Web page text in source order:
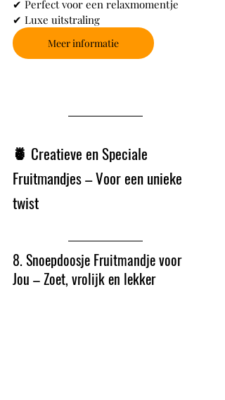
✔ Perfect voor een relaxmomentje
✔ Luxe uitstraling
Meer informatie
🍍 Creatieve en Speciale
Fruitmandjes – Voor een unieke
twist
8. Snoepdoosje Fruitmandje voor
Jou – Zoet, vrolijk en lekker